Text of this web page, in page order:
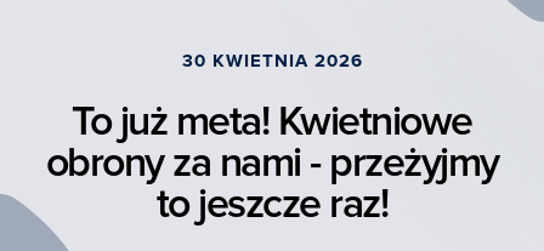
30 KWIETNIA 2026
To już meta! Kwietniowe
obrony za nami - przeżyjmy
to jeszcze raz!